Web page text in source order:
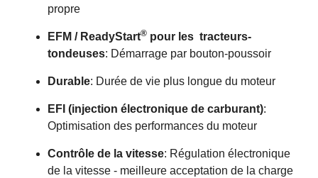
propre
EFM / ReadyStart® pour les tracteurs-
tondeuses: Démarrage par bouton-poussoir
Durable: Durée de vie plus longue du moteur
EFI (injection électronique de carburant):
Optimisation des performances du moteur
Contrôle de la vitesse: Régulation électronique
de la vitesse - meilleure acceptation de la charge